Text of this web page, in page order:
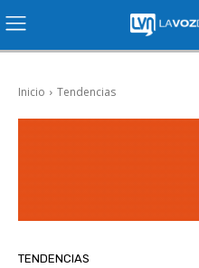
Inicio Tendencias
TENDENCIAS